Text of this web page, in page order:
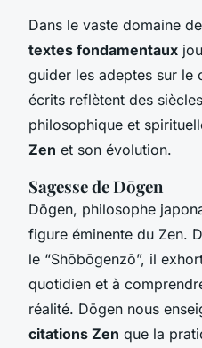
Dans le vaste domaine
textes fondamentaux
guider les adeptes sur le
écrits reflètent des
philosophique et
Zen et son évolution.
Sagesse de Dōgen
Dōgen, philosophe
figure éminente du Zen.
le “Shōbōgenzō”, il
quotidien et à
réalité. Dōgen nous
citations Zen que la